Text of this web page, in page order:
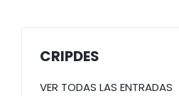
CRIPDES
VER TODAS LAS ENTRADAS